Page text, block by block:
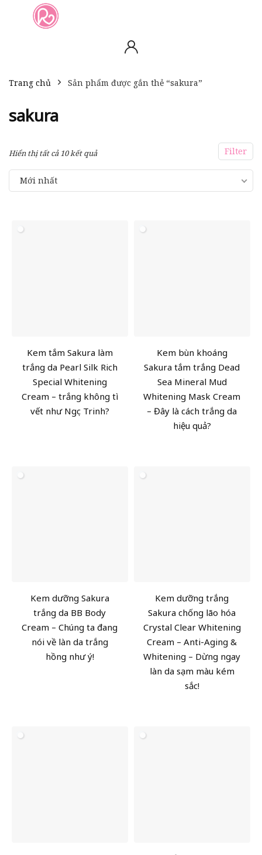
Trang chủ Sản phẩm được gắn thẻ “sakura”
sakura
Filter
Hiển thị tất cả 10 kết quả
Mới nhất
Kem tắm Sakura làm
trắng da Pearl Silk Rich
Special Whitening
Cream – trắng không tì
vết như Ngọc Trinh?
Kem bùn khoáng
Sakura tắm trắng Dead
Sea Mineral Mud
Whitening Mask Cream
– Đây là cách trắng da
hiệu quả?
Kem dưỡng Sakura
trắng da BB Body
Cream – Chúng ta đang
nói về làn da trắng
hồng như ý!
Kem dưỡng trắng
Sakura chống lão hóa
Crystal Clear Whitening
Cream – Anti-Aging &
Whitening – Dừng ngay
làn da sạm màu kém
sắc!